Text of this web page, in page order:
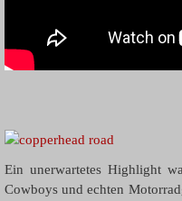
Ein unerwartetes Highlight
Cowboys und echten